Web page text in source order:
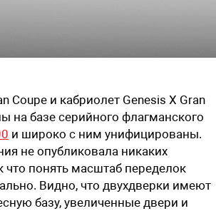
Coupe и кабриолет Genesis X Gran
на базе серийного флагманского
и широко с ним унифицированы.
не опубликовала никаких
что понять масштаб переделок
Видно, что двухдверки имеют
базу, увеличенные двери и